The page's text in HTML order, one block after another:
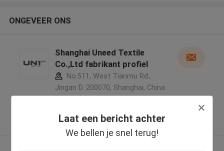
Laat een bericht achter
We bellen je snel terug!
ONGEVEER ONS
Shanghai Uneed Textile
Co.,Ltd fabrikant profiel
No.511, West Tianmu Rd.,
Jingan D. 200070, Shanghai, China
Geverifieerde Leverancier